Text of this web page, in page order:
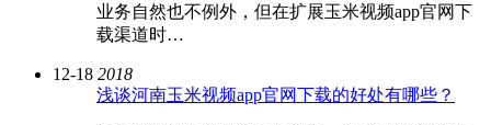
业务自然也不例外，但在扩展玉米视频app官网下
载渠道时…
12-18 2018
浅谈河南玉米视频app官网下载的好处有哪些？